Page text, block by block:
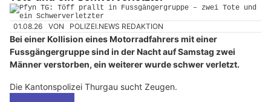
01.08.26 VON POLIZEI.NEWS REDAKTION
Bei einer Kollision eines Motorradfahrers mit einer
Fussgängergruppe sind in der Nacht auf Samstag zwei
Männer verstorben, ein weiterer wurde schwer verletzt.
Die Kantonspolizei Thurgau sucht Zeugen.